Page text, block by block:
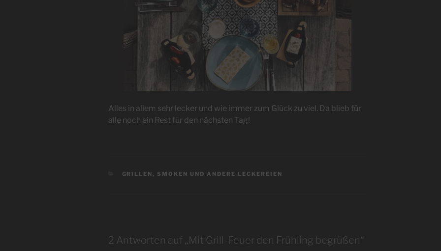
Alles in allem sehr lecker und wie immer zum Glück zu viel. Da blieb für
alle noch ein Rest für den nächsten Tag!
KATEGORIEN
GRILLEN, SMOKEN UND ANDERE LECKEREIEN
2 Antworten auf „Mit Grill-Feuer den Frühling begrüßen“